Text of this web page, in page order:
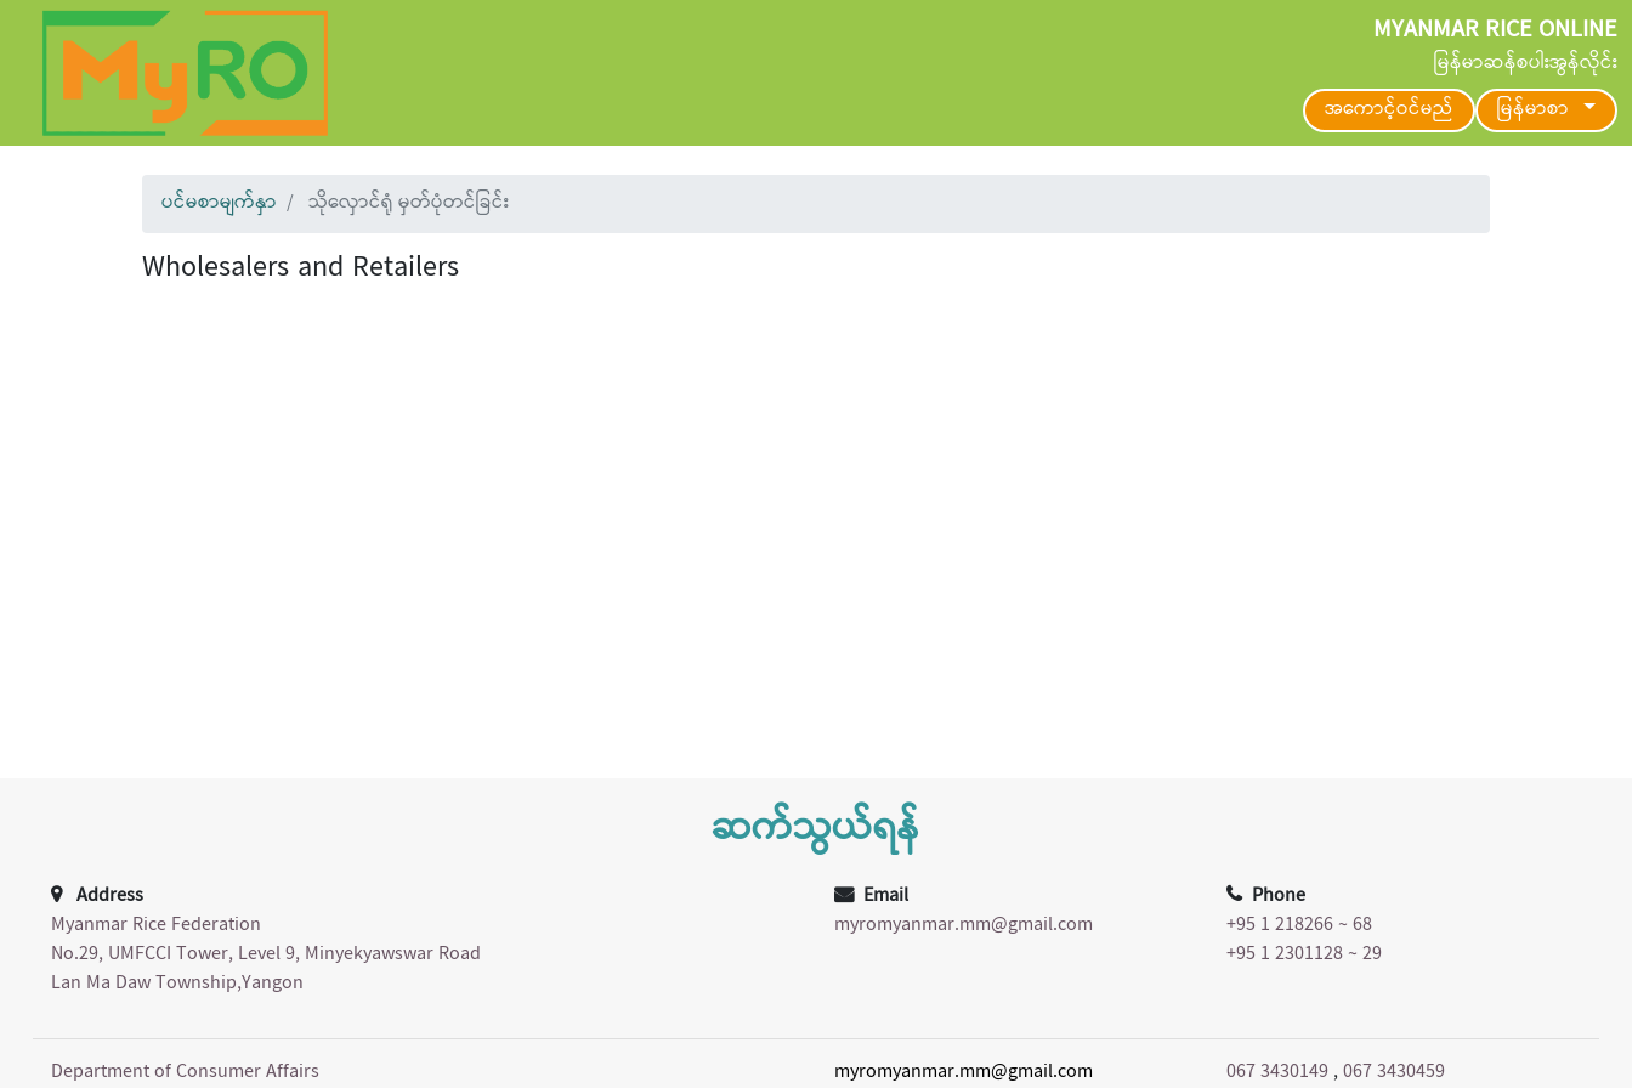
MYANMAR RICE ONLINE
မြန်မာဆန်စပါးအွန်လိုင်း
အကောင့်ဝင်မည်
မြန်မာစာ
ပင်မစာမျက်နှာ သိုလှောင်ရုံ မှတ်ပုံတင်ခြင်း
Wholesalers and Retailers
ဆက်သွယ်ရန်
Address
Myanmar Rice Federation
No.29, UMFCCI Tower, Level 9, Minyekyawswar Road
Lan Ma Daw Township,Yangon
Email
myromyanmar.mm@gmail.com
Phone
+95 1 218266 ~ 68
+95 1 2301128 ~ 29
Department of Consumer Affairs
myromyanmar.mm@gmail.com 067 3430149,067 3430459